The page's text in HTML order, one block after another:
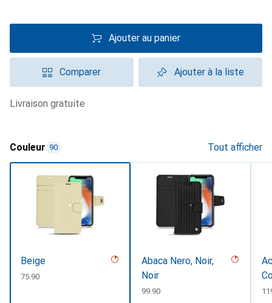
Ajouter au panier
Comparer Ajouter à la liste
livraison gratuite
Couleur 90 Tout afficher
Beige
CHF
75.90
Abaca Nero, Noir,
Noir
CHF
99.90